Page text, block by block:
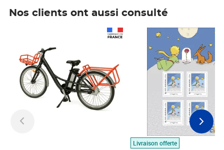
Nos clients ont aussi consulté
Livraison offerte
Prix 7,50€